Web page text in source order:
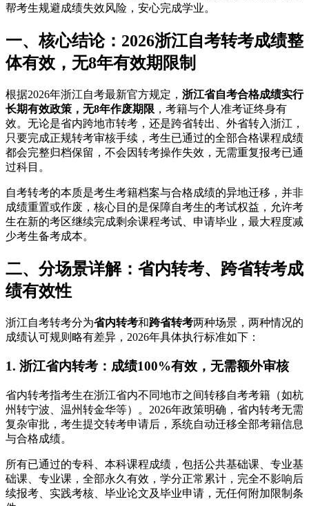
帮考生规避成绩失效风险，安心完成学业。
一、核心结论：2026浙江自考转考成绩整
体有效，无8年有效期限制
根据2026年浙江自考最新官方规定， 浙江省自考合格成绩实行
长期有效政策，无8年作废期限 ，考籍与个人准考证终身有
效。无论是省内跨地市转考，还是跨省转出、外省转入浙江，
只要完成正规转考审核手续，考生已通过的全部合格课程成绩
都会完整归档保留，不会因转考操作失效，无需重复报考已通
过科目。
自考转考的本质是考生考籍档案与合格成绩的异地迁移，并非
成绩重置或作废，核心目的是保障自考生的考试权益，允许考
生在新的考区继续完成剩余课程考试、申请毕业，最大程度减
少考生备考成本。
二、分场景详解：省内转考、跨省转考成
绩有效性
浙江自考转考分为省内转考和跨省转考两种场景，两种情况的
成绩认可规则略有差异，2026年具体执行标准如下：
1. 浙江省内转考：成绩100%有效，无需额外审核
省内转考指考生在浙江省内不同地市之间转移自考考籍（如杭
州转宁波、温州转金华等）。2026年政策明确，省内转考无需
复杂审批，考生提交转考申请后，系统自动迁移全部考籍信息
与合格成绩。
所有已通过的专科、本科课程成绩，包括公共基础课、专业基
础课、专业课，全部永久有效，学分正常累计，完全不影响后
续报考、实践考核、毕业论文及毕业申请，无任何附加限制条